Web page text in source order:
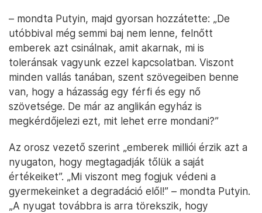
– mondta Putyin, majd gyorsan hozzátette: „De
utóbbival még semmi baj nem lenne, felnőtt
emberek azt csinálnak, amit akarnak, mi is
toleránsak vagyunk ezzel kapcsolatban. Viszont
minden vallás tanában, szent szövegeiben benne
van, hogy a házasság egy férfi és egy nő
szövetsége. De már az anglikán egyház is
megkérdőjelezi ezt, mit lehet erre mondani?”
Az orosz vezető szerint „emberek milliói érzik azt a
nyugaton, hogy megtagadják tőlük a saját
értékeiket”. „Mi viszont meg fogjuk védeni a
gyermekeinket a degradáció elől!” – mondta Putyin.
„A nyugat továbbra is arra törekszik, hogy